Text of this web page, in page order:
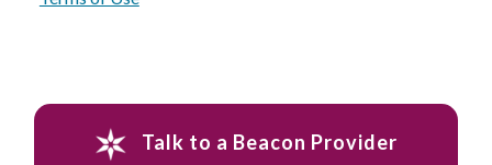
Talk to a Beacon Provider